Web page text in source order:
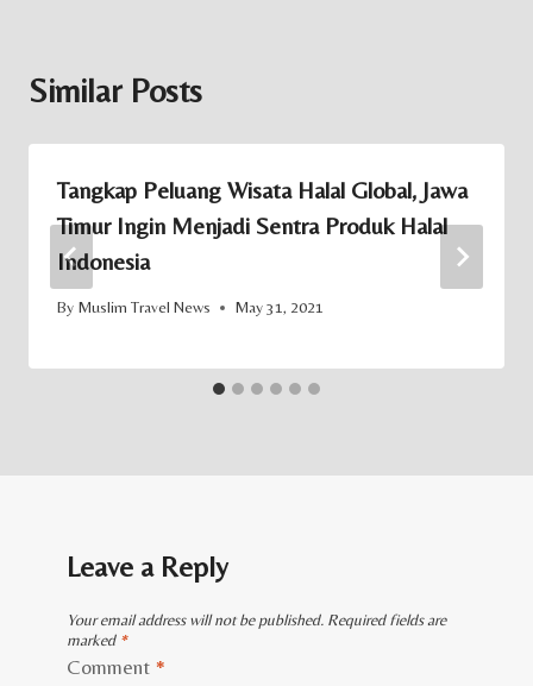
Similar Posts
Tangkap Peluang Wisata Halal Global, Jawa
Timur Ingin Menjadi Sentra Produk Halal
Indonesia
By Muslim Travel News May 31, 2021
Leave a Reply
Your email address will not be published. Required fields are
marked *
Comment *